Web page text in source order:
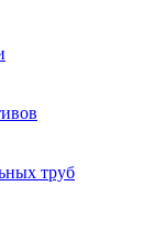
труб